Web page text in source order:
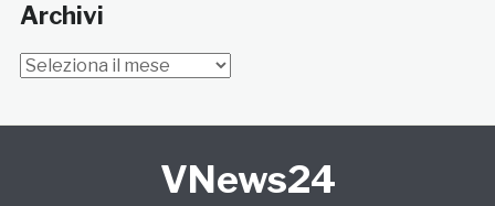
Archivi
Archivi
VNews24